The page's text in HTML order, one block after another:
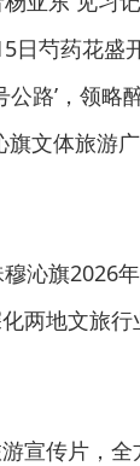
日芍药花盛
路’，领
文体旅游
沁旗2026
两地文旅
宣传片，